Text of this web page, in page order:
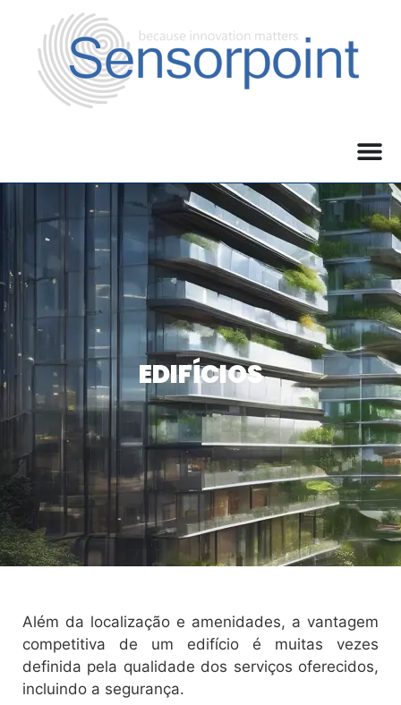
EDIFÍCIOS
Além da localização e amenidades, a vantagem
competitiva de um edifício é muitas vezes
definida pela qualidade dos serviços oferecidos,
incluindo a segurança.